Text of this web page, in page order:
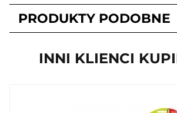
PRODUKTY PODOBNE
INNI KLIENCI